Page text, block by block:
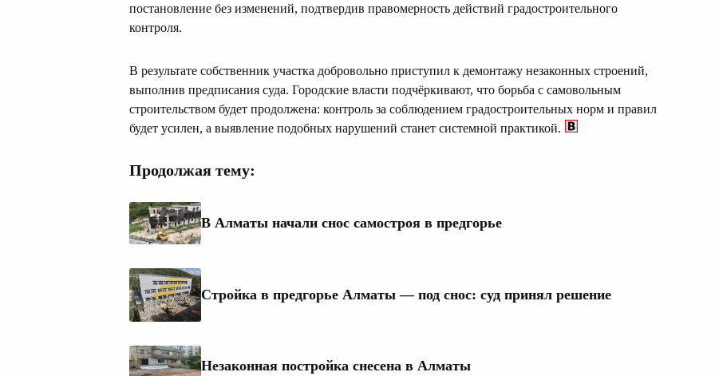
постановление без изменений, подтвердив правомерность действий градостроительного
контроля.
В результате собственник участка добровольно приступил к демонтажу незаконных строений,
выполнив предписания суда. Городские власти подчёркивают, что борьба с самовольным
строительством будет продолжена: контроль за соблюдением градостроительных норм и правил
будет усилен, а выявление подобных нарушений станет системной практикой.
Продолжая тему:
В Алматы начали снос самостроя в предгорье
Стройка в предгорье Алматы — под снос: суд принял решение
Незаконная постройка снесена в Алматы